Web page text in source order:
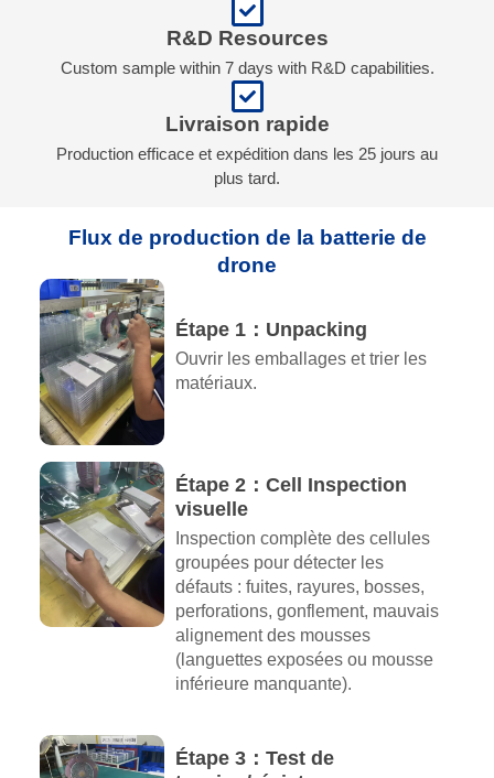
R&D Resources
Custom sample within 7 days with R&D capabilities.
Livraison rapide
Production efficace et expédition dans les 25 jours au
plus tard.
Flux de production de la batterie de
drone
Étape 1：Unpacking
Ouvrir les emballages et trier les
matériaux.
Étape 2：Cell Inspection
visuelle
Inspection complète des cellules
groupées pour détecter les
défauts : fuites, rayures, bosses,
perforations, gonflement, mauvais
alignement des mousses
(languettes exposées ou mousse
inférieure manquante).
Étape 3：Test de